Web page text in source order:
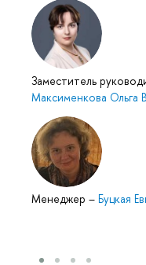
Заместитель
Максименкова Ольга
Менеджер – Буцкая